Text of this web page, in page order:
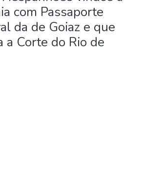
com Passaporte
da de Goiaz e que
a Corte do Rio de